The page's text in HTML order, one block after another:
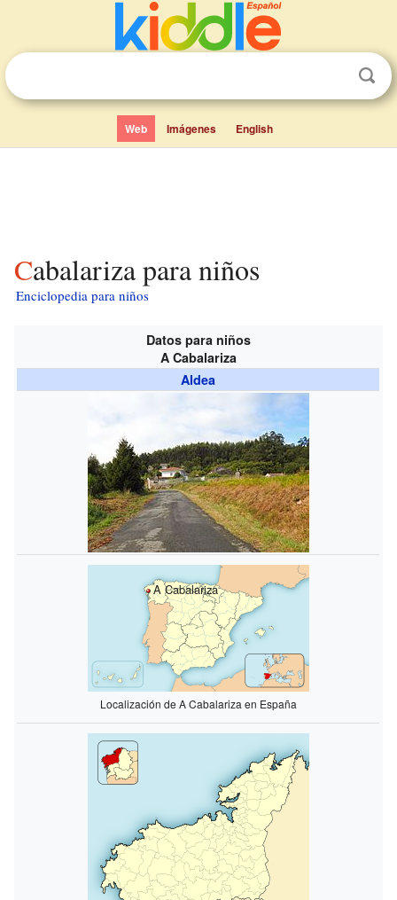
Web Imágenes English
Cabalariza para niños
Enciclopedia para niños
Datos para niños
A Cabalariza
Aldea
A Cabalariza
Localización de A Cabalariza en España